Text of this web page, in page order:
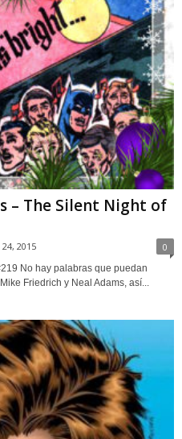
– The Silent Night of
2015 0
No hay palabras que puedan
Friedrich y Neal Adams, así...